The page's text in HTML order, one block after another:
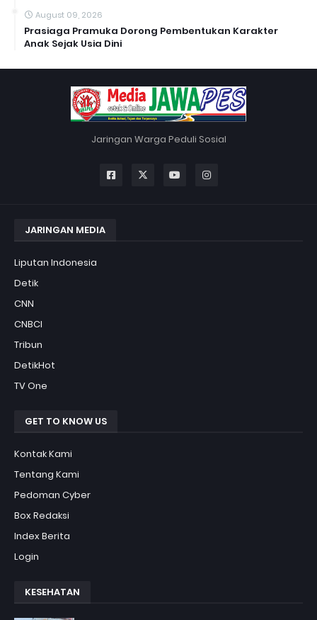
August 09, 2026
Prasiaga Pramuka Dorong Pembentukan Karakter
Anak Sejak Usia Dini
Jaringan Warga Peduli Sosial
JARINGAN MEDIA
Liputan Indonesia
Detik
CNN
CNBCI
Tribun
DetikHot
TV One
GET TO KNOW US
Kontak Kami
Tentang Kami
Pedoman Cyber
Box Redaksi
Index Berita
Login
KESEHATAN